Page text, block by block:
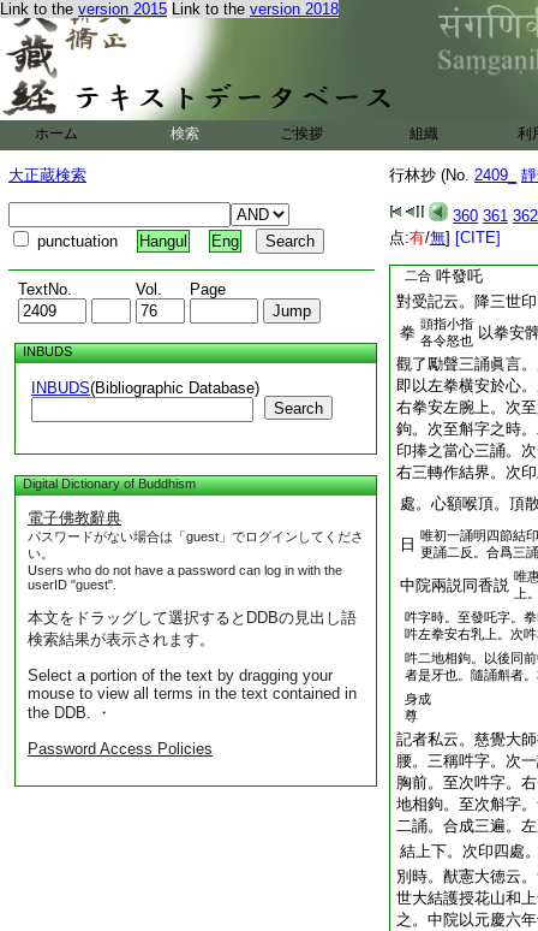
Link to the version 2015 Link to the version 2018
ホーム 検索 ご挨拶 組織 利
大正蔵検索
punctuation Hangul Eng
TextNo. Vol. Page
INBUDS
INBUDS(Bibliographic Database)
Search
Digital Dictionary of Buddhism
電子佛教辭典
パスワードがない場合は「guest」でログインしてくださ
い。
Users who do not have a password can log in with the
userID "guest".
本文をドラッグして選択するとDDBの見出し語
検索結果が表示されます。
Select a portion of the text by dragging your
mouse to view all terms in the text contained in
the DDB. ・
Password Access Policies
行林抄 (No. 2409_
360 361 362
点:有/無] [CITE]
入左地水間。鉤結
上下五處用之。隨
必用之。直結印可
拏 嚩日羅
二合 細曩 引 鉢跢
哩 二合 恨拏 二合 疙
二合 播野吽阿
二合 吽發吒
對受記云。降三世
拳 頭指小指
各令怒也 以拳安
觀了勵聲三誦眞言
即以左拳横安於心
右拳安左腕上。次
鉤。次至斛字之時
印捧之當心三誦。
右三轉作結界。次
處。心額喉頂。頂
日 唯初一誦明四節結
更誦二反。合爲三
中院兩説同香説 唯
上
吽字時。至發吒字。
吽左拳安右乳上。次
吽二地相鉤。以後同
者是牙也。隨誦斛者
身成
尊
記者私云。慈覺大
腰。三稱吽字。次
胸前。至次吽字。
地相鉤。至次斛字
二誦。合成三遍。
結上下。次印四處
別時。猷憲大徳云
世大結護授花山和
之。中院以元慶六